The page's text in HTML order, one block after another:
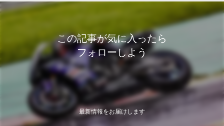
この記事が気に入ったら
フォローしよう
最新情報をお届けします